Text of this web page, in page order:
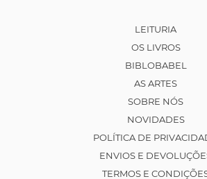
LEITURIA
OS LIVROS
BIBLOBABEL
AS ARTES
SOBRE NÓS
NOVIDADES
POLÍTICA DE
ENVIOS E
TERMOS E